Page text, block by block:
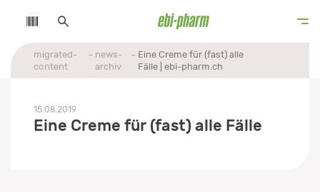
migrated-
content
news-
archiv
Eine Creme für (fast) alle
Fälle | ebi-pharm.ch
15.08.2019
Eine Creme für (fast) alle Fälle